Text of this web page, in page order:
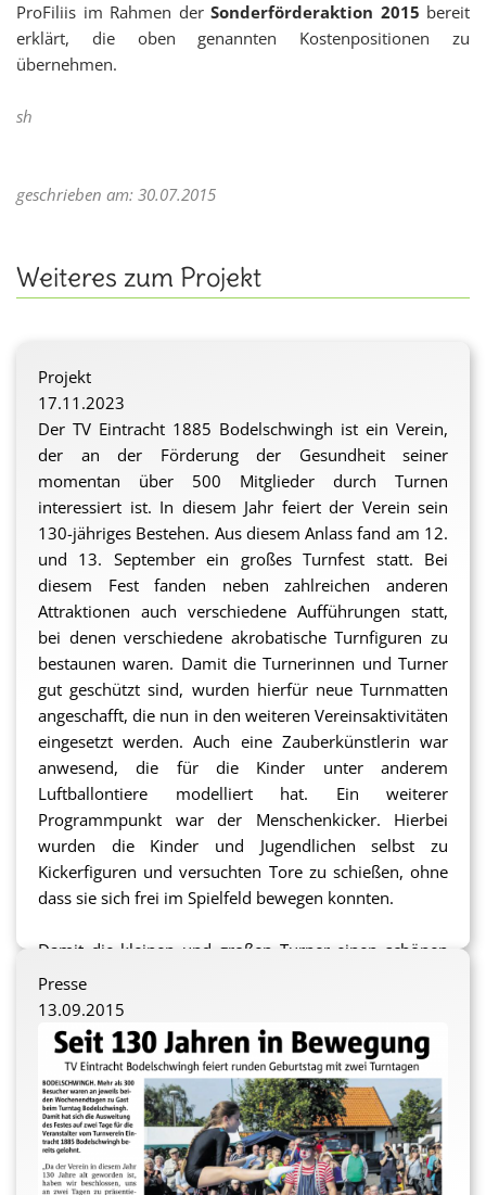
ProFiliis im Rahmen der Sonderförderaktion 2015 bereit
erklärt, die oben genannten Kostenpositionen zu
übernehmen.
sh
geschrieben am: 30.07.2015
Weiteres zum Projekt
Projekt
17.11.2023
Der TV Eintracht 1885 Bodelschwingh ist ein Verein,
der an der Förderung der Gesundheit seiner
momentan über 500 Mitglieder durch Turnen
interessiert ist. In diesem Jahr feiert der Verein sein
130-jähriges Bestehen. Aus diesem Anlass fand am 12.
und 13. September ein großes Turnfest statt. Bei
diesem Fest fanden neben zahlreichen anderen
Attraktionen auch verschiedene Aufführungen statt,
bei denen verschiedene akrobatische Turnfiguren zu
bestaunen waren. Damit die Turnerinnen und Turner
gut geschützt sind, wurden hierfür neue Turnmatten
angeschafft, die nun in den weiteren Vereinsaktivitäten
eingesetzt werden. Auch eine Zauberkünstlerin war
anwesend, die für die Kinder unter anderem
Luftballontiere modelliert hat. Ein weiterer
Programmpunkt war der Menschenkicker. Hierbei
wurden die Kinder und Jugendlichen selbst zu
Kickerfiguren und versuchten Tore zu schießen, ohne
dass sie sich frei im Spielfeld bewegen konnten.
Damit die kleinen und großen Turner einen schönen
Tag und ein ereignisreiches Turnfest haben werden,
hat sich ProFiliis im Rahmen der Sonderförderaktion
2015 bereit erklärt, die oben genannten
Kostenpositionen zu übernehmen.
sh
Presse
13.09.2015